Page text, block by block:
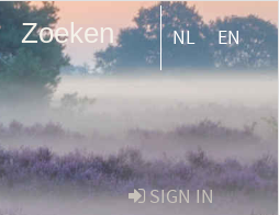
Zoeken NL EN
SIGN IN